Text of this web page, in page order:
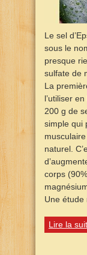
Le sel
sous le
presque
sulfate de
La
l’utiliser
200 g de
simple qui
naturel.
corps
Une étude
Lire la